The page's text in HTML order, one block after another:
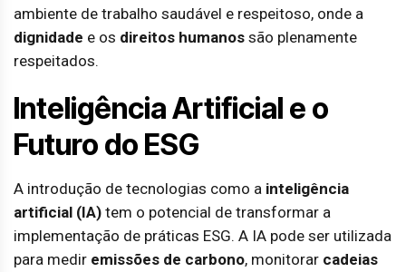
ambiente de trabalho saudável e respeitoso, onde a
dignidade e os direitos humanos são plenamente
respeitados.
Inteligência Artificial e o
Futuro do ESG
A introdução de tecnologias como a inteligência
artificial (IA) tem o potencial de transformar a
implementação de práticas ESG. A IA pode ser utilizada
para medir emissões de carbono, monitorar cadeias